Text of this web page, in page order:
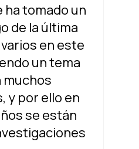
ha tomado un
de la última
en este
un tema
muchos
y por ello en
se están